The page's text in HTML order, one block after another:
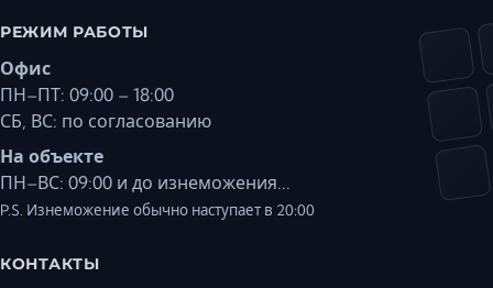
РЕЖИМ РАБОТЫ
Офис
ПН–ПТ: 09:00 – 18:00
СБ, ВС: по согласованию
На объекте
ПН–ВС: 09:00 и до изнеможения...
P.S. Изнеможение обычно наступает в 20:00
КОНТАКТЫ